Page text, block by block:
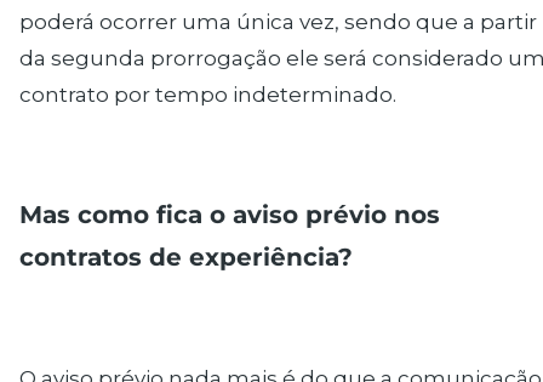
poderá ocorrer uma única vez, sendo que a partir
da segunda prorrogação ele será considerado
contrato por tempo indeterminado.
Mas como fica o aviso prévio nos
contratos de experiência?